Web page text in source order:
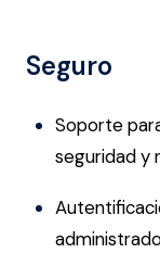
Seguro
Soporte
seguridad y